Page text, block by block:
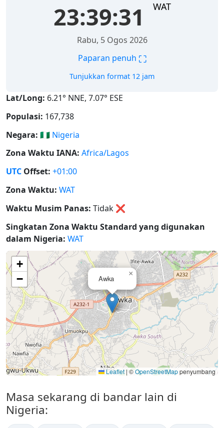
23:39:32 WAT
Rabu, 5 Ogos 2026
Paparan penuh ⛶
Tunjukkan format 12 jam
Lat/Long: 6.21° NNE, 7.07° ESE
Populasi: 167,738
Negara: 🇳🇬 Nigeria
Zona Waktu IANA: Africa/Lagos
UTC Offset: +01:00
Zona Waktu: WAT
Waktu Musim Panas: Tidak ❌
Singkatan Zona Waktu Standard yang digunakan
dalam Nigeria: WAT
Awka
×
+
−
Leaflet | ©OpenStreetMappenyumbang
Masa sekarang di bandar lain di
Nigeria: